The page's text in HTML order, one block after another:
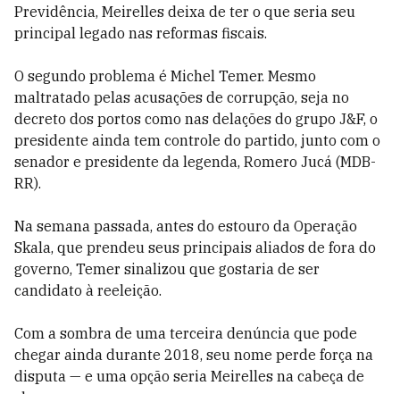
Previdência, Meirelles deixa de ter o que seria seu
principal legado nas reformas fiscais.
O segundo problema é Michel Temer. Mesmo
maltratado pelas acusações de corrupção, seja no
decreto dos portos como nas delações do grupo J&F, o
presidente ainda tem controle do partido, junto com o
senador e presidente da legenda, Romero Jucá (MDB-
RR).
Na semana passada, antes do estouro da Operação
Skala, que prendeu seus principais aliados de fora do
governo, Temer sinalizou que gostaria de ser
candidato à reeleição.
Com a sombra de uma terceira denúncia que pode
chegar ainda durante 2018, seu nome perde força na
disputa — e uma opção seria Meirelles na cabeça de